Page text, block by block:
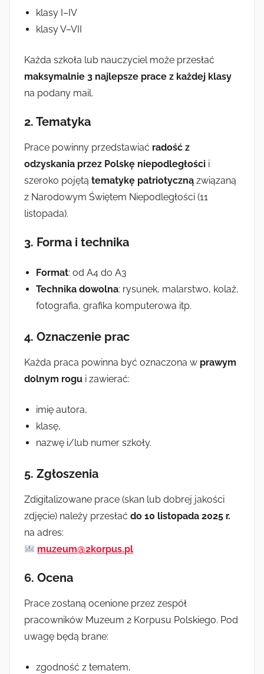
klasy I–IV
klasy V–VII
Każda szkoła lub nauczyciel może przesłać
maksymalnie 3 najlepsze prace z każdej klasy
na podany mail.
2. Tematyka
Prace powinny przedstawiać radość z
odzyskania przez Polskę niepodległości i
szeroko pojętą tematykę patriotyczną związaną
z Narodowym Świętem Niepodległości (11
listopada).
3. Forma i technika
Format: od A4 do A3
Technika dowolna: rysunek, malarstwo, kolaż,
fotografia, grafika komputerowa itp.
4. Oznaczenie prac
Każda praca powinna być oznaczona w prawym
dolnym rogu i zawierać:
imię autora,
klasę,
nazwę i/lub numer szkoły.
5. Zgłoszenia
Zdigitalizowane prace (skan lub dobrej jakości
zdjęcie) należy przesłać do 10 listopada 2025 r.
na adres:
muzeum@2korpus.pl
6. Ocena
Prace zostaną ocenione przez zespół
pracowników Muzeum 2 Korpusu Polskiego. Pod
uwagę będą brane:
zgodność z tematem,